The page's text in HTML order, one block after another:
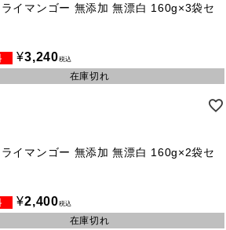
ライマンゴー 無添加 無漂白 160g×3袋セ
¥3,240税込
在庫切れ
ライマンゴー 無添加 無漂白 160g×2袋セ
¥2,400税込
在庫切れ